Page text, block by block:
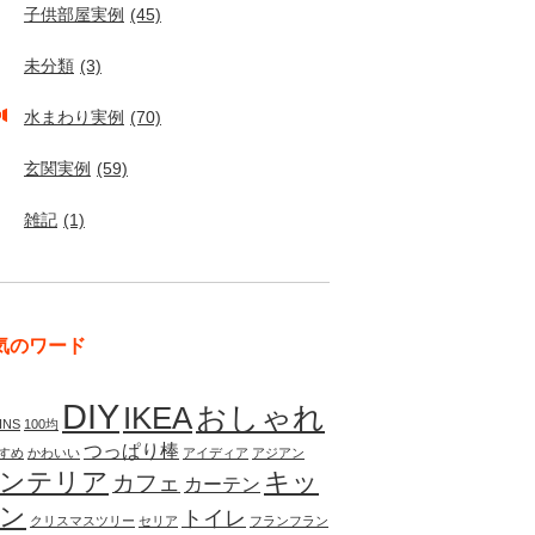
子供部屋実例 (45)
未分類 (3)
水まわり実例 (70)
玄関実例 (59)
雑記 (1)
のワード
100均 DIYIKEAおしゃれ
め かわいい つっぱり棒 アイディア アジアン
テリア カフェ カーテン キッ
クリスマスツリー セリア トイレ フランフラン